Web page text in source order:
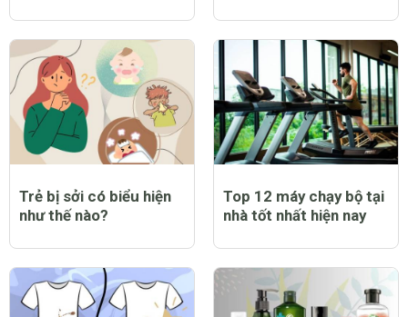
Trẻ bị sởi có biểu hiện
như thế nào?
Top 12 máy chạy bộ tại
nhà tốt nhất hiện nay